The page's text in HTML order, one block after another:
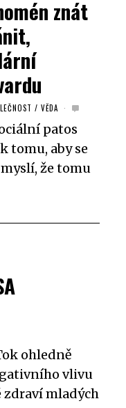
znát
/ VĚDA
patos
tomu, aby se
že tomu
ohledně
vlivu
zdraví mladých